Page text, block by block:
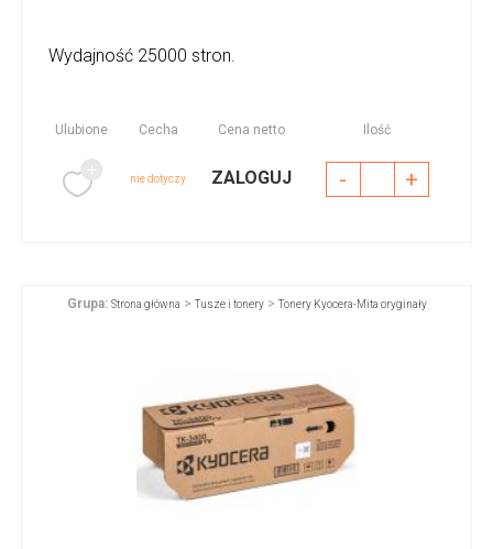
Wydajność 25000 stron.
Ulubione Cecha Cena netto Ilość
nie dotyczy ZALOGUJ - +
Grupa: Strona główna >Tusze i tonery>Tonery Kyocera-Mita oryginały